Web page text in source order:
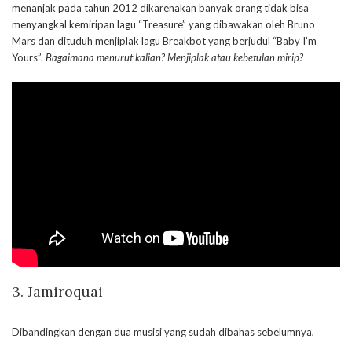
menanjak pada tahun 2012 dikarenakan banyak orang tidak bisa
menyangkal kemiripan lagu “Treasure” yang dibawakan oleh Bruno
Mars dan dituduh menjiplak lagu Breakbot yang berjudul “Baby I’m
Yours”. Bagaimana menurut kalian? Menjiplak atau kebetulan mirip?
3. Jamiroquai
Dibandingkan dengan dua musisi yang sudah dibahas sebelumnya,